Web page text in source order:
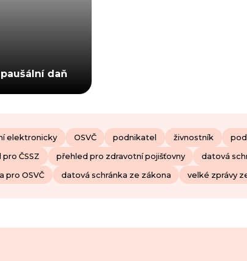
daň
elektronicky OSVČ podnikatel živnostník
ČSSZ přehled pro zdravotní pojišťovny datová
pro OSVČ datová schránka ze zákona velké zprávy